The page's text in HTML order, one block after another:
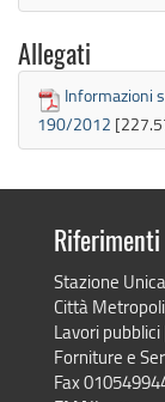
Allegati
Informazioni
190/2012
Riferimenti
Stazione
Città
Lavori
Forniture e
Fax